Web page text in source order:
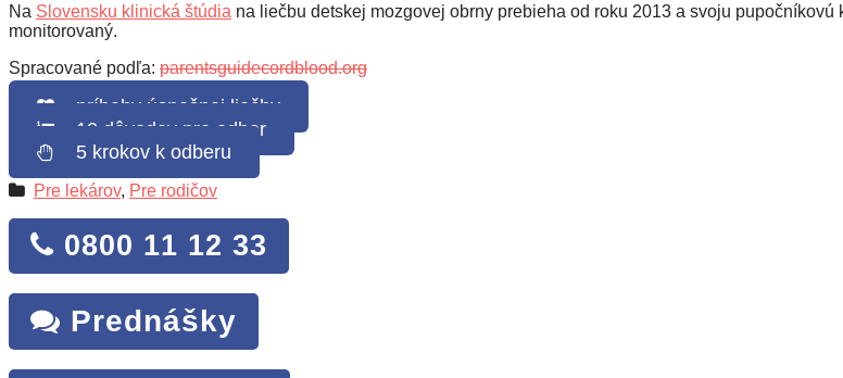
Na Slovensku klinická štúdia na liečbu detskej mozgovej obrny prebieha od roku 2013 a svoju
monitorovaný.
Spracované podľa: parentsguidecordblood.org
príbehy úspešnej liečby
10 dôvodov pre odber
5 krokov k odberu
Pre lekárov, Pre rodičov
0800 11 12 33
Prednášky